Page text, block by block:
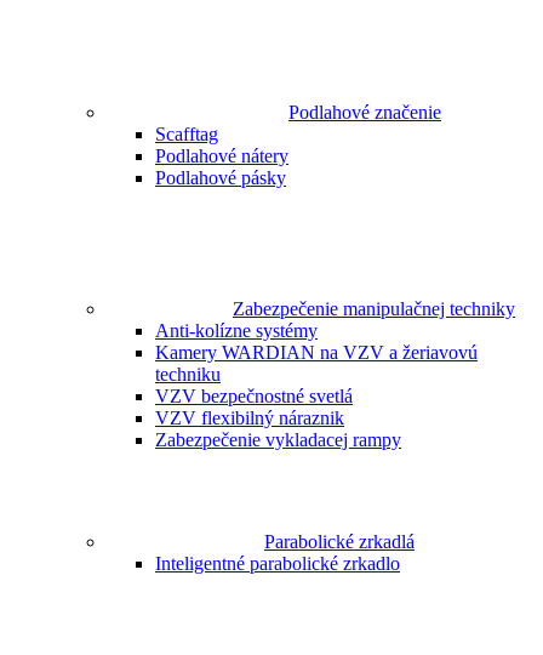
Podlahové značenie
Scafftag
Podlahové nátery
Podlahové pásky
Zabezpečenie manipulačnej techniky
Anti-kolízne systémy
Kamery WARDIAN na VZV a žeriavovú
techniku
VZV bezpečnostné svetlá
VZV flexibilný náraznik
Zabezpečenie vykladacej rampy
Parabolické zrkadlá
Inteligentné parabolické zrkadlo